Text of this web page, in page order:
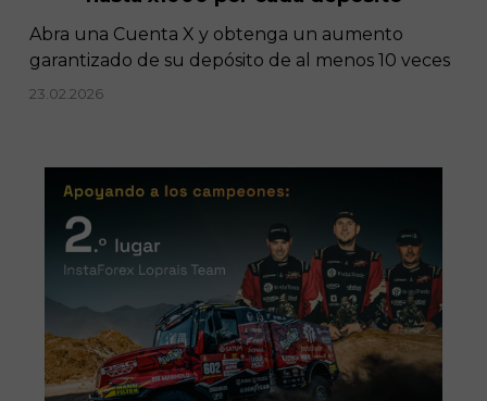
Abra una Cuenta X y obtenga un aumento
garantizado de su depósito de al menos 10 veces
23.02.2026